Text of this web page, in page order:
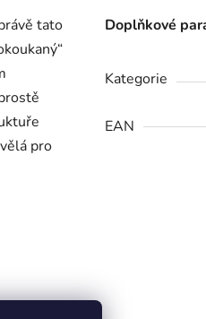
tato
pro
Doplňkové
Kategorie
EAN